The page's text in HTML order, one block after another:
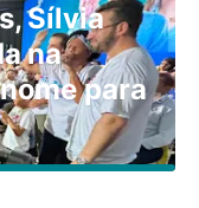
Sílvia
na
para